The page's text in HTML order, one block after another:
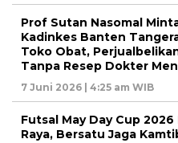
Prof Sutan Nasomal
Kadinkes Banten
Toko Obat,
Tanpa Resep Dokter
7 Juni 2026 | 4:25 am WIB
Futsal May Day Cup
Raya, Bersatu Jaga